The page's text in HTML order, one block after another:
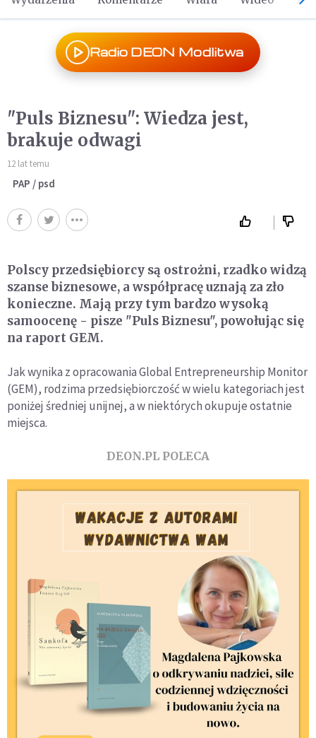
Radio DEON Modlitwa
"Puls Biznesu": Wiedza jest,
brakuje odwagi
12 lat temu
PAP / psd
Polscy przedsiębiorcy są ostrożni, rzadko widzą
szanse biznesowe, a współpracę uznają za zło
konieczne. Mają przy tym bardzo wysoką
samoocenę - pisze "Puls Biznesu", powołując się
na raport GEM.
Jak wynika z opracowania Global Entrepreneurship Monitor
(GEM), rodzima przedsiębiorczość w wielu kategoriach jest
poniżej średniej unijnej, a w niektórych okupuje ostatnie
miejsca.
DEON.PL POLECA